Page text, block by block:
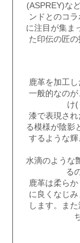
(ASPREY)な
ンドとのコ
に注目が集ま
た印伝の匠
鹿革を加工
一般的なの
け(
漆で表現さ
る模様が陰影
するような
水滴のような
る
鹿革は柔ら
に良くなじ
します。ま